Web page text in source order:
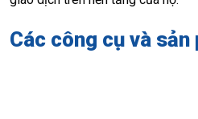
Các công cụ và sản